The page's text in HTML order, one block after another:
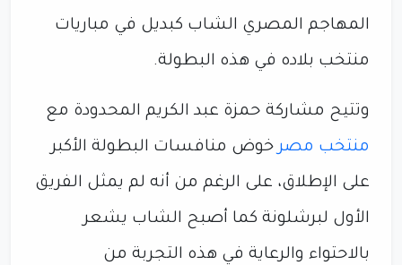
المهاجم المصري الشاب كبديل في مباريات
منتخب بلاده في هذه البطولة.
وتتيح مشاركة حمزة عبد الكريم المحدودة مع
منتخب مصر خوض منافسات البطولة الأكبر
على الإطلاق، على الرغم من أنه لم يمثل الفريق
الأول لبرشلونة كما أصبح الشاب يشعر
بالاحتواء والرعاية في هذه التجربة من